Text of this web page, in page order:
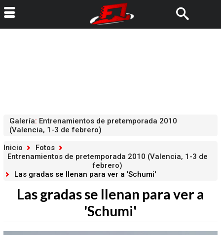
Galería: Entrenamientos de pretemporada 2010
(Valencia, 1-3 de febrero)
Inicio
Fotos
Entrenamientos de pretemporada 2010 (Valencia, 1-3 de
febrero)
Las gradas se llenan para ver a 'Schumi'
Las gradas se llenan para ver a
'Schumi'